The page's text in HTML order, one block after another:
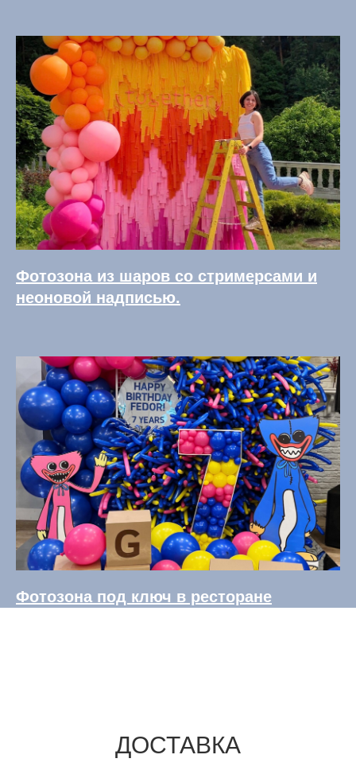
Фотозона из шаров со стримерсами и
неоновой надписью.
Фотозона под ключ в ресторане
ДОСТАВКА